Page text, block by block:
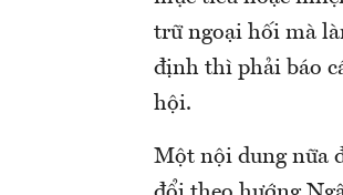
trữ ngoại hối mà
định thì phải báo
hội.
Một nội dung nữa